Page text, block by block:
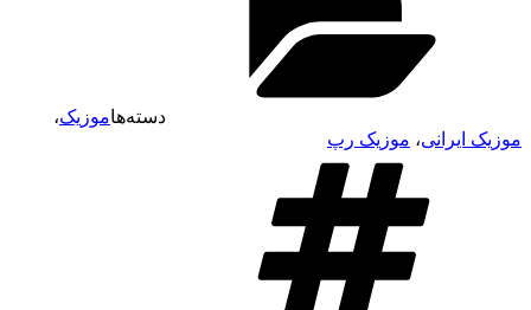
دسته‌هاموزیک،
موزیک ایرانی، موزیک رپ